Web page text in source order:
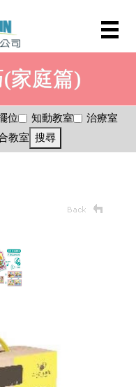
家庭篇)
位 知動教室
治療室
教室 搜尋